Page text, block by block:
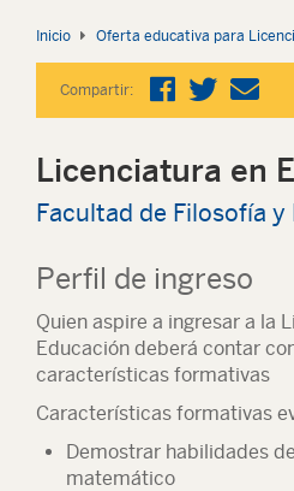
Inicio Oferta educativa para
Compartir:
Licenciatura en
Facultad de Filosofía y
Perfil de ingreso
Quien aspire a ingresar a la
Educación deberá contar
características formativas
Características formativas
Demostrar habilidades
matemático